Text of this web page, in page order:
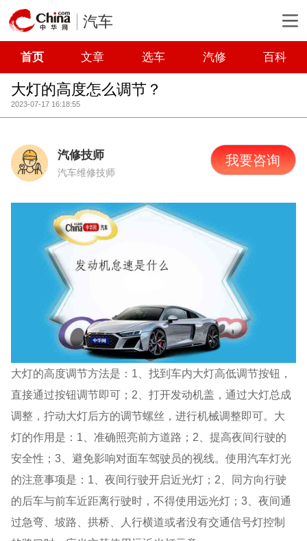
汽车
首页 文章 选车 汽修 百科
大灯的高度怎么调节？
2023-07-17 16:18:55
汽修技师
汽车维修技师
我要咨询
大灯的高度调节方法是：1、找到车内大灯高低调节按钮，
直接通过按钮调节即可；2、打开发动机盖，通过大灯总成
调整，拧动大灯后方的调节螺丝，进行机械调整即可。大
灯的作用是：1、准确照亮前方道路；2、提高夜间行驶的
安全性；3、避免影响对面车驾驶员的视线。使用汽车灯光
的注意事项是：1、夜间行驶开启近光灯；2、同方向行驶
的后车与前车近距离行驶时，不得使用远光灯；3、夜间通
过急弯、坡路、拱桥、人行横道或者没有交通信号灯控制